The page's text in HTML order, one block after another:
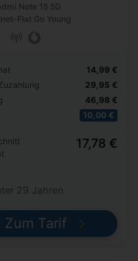
Note 15 5G
Flat Go Young
14,99 €
29,95 €
46,98 €
10,00 €
17,78 €
29 Jahren
Zum Tarif